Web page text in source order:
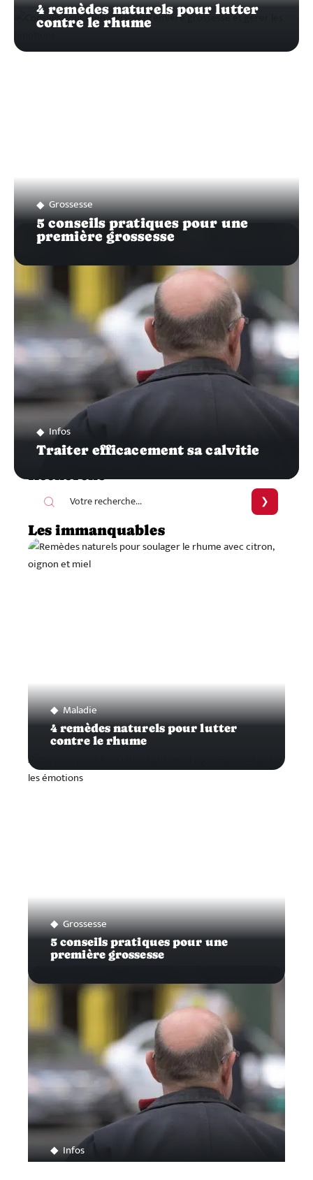
4 remèdes naturels pour lutter
contre le rhume
Grossesse
5 conseils pratiques pour une
première grossesse
Infos
Traiter efficacement sa calvitie
Recherche
Les immanquables
Maladie
4 remèdes naturels pour lutter
contre le rhume
Grossesse
5 conseils pratiques pour une
première grossesse
Infos